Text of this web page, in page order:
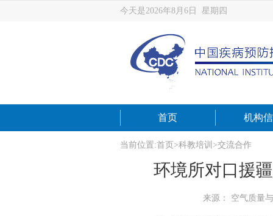
今天是2026年8月6日 星期四
首页 机构
当前位置:首页 >科教培训 >交流合作
环境所对口援
来源： 空气质量